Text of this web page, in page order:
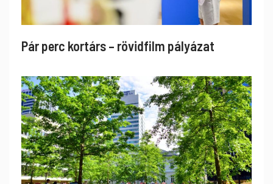
Pár perc kortárs – rövidfilm pályázat